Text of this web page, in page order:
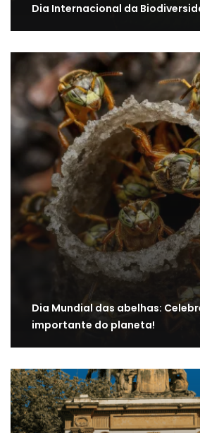
Dia Internacional da
Dia Mundial das abelhas:
importante do planeta!